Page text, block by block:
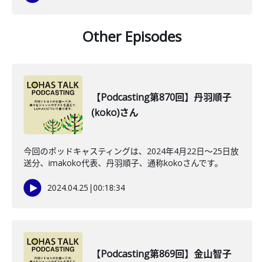
Other Episodes
【Podcasting第870回】丹羽順子
(koko)さん
今回のポッドキャスティングは、2024年4月22日～25日放
送分、imakoko代表、丹羽順子、通称kokoさんです。
2024.04.25 |00:18:34
【Podcasting第869回】金山智子